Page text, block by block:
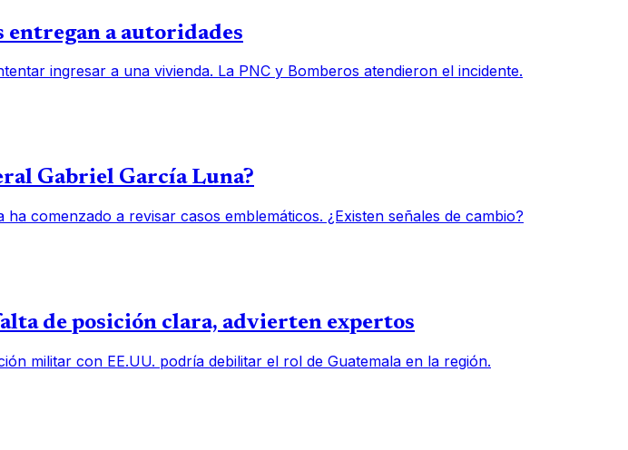
entregan a autoridades
ingresar a una vivienda. La PNC y Bomberos atendieron el incidente.
Gabriel García Luna?
comenzado a revisar casos emblemáticos. ¿Existen señales de cambio?
de posición clara, advierten expertos
militar con EE.UU. podría debilitar el rol de Guatemala en la región.